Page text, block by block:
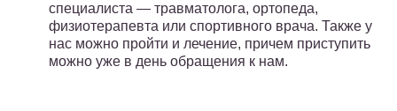
специалиста — травматолога, ортопеда,
физиотерапевта или спортивного врача. Также у
нас можно пройти и лечение, причем приступить
можно уже в день обращения к нам.